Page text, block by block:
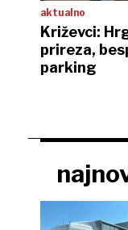
aktualno
Križevci:
prireza,
parking